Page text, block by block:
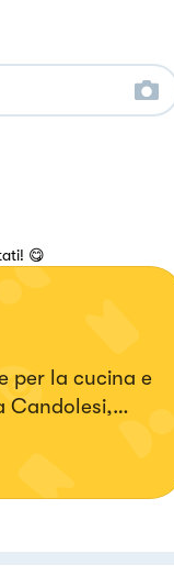
😋
per la cucina e
Candolesi,
su Facebook
un gruppo